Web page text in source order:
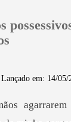
Lançado em: 14/05/